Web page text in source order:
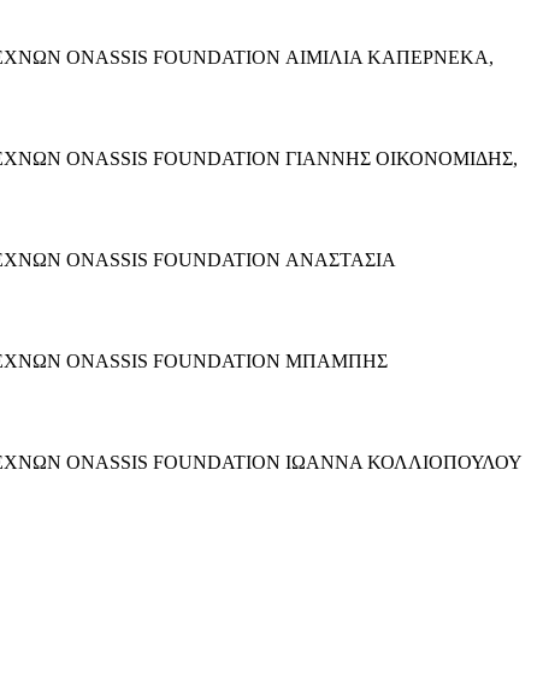
ONASSIS FOUNDATION ΑΙΜΙΛΙΑ ΚΑΠΕΡΝΕΚΑ,
ONASSIS FOUNDATION ΓΙΑΝΝΗΣ ΟΙΚΟΝΟΜΙΔΗΣ,
ONASSIS FOUNDATION ΑΝΑΣΤΑΣΙΑ
ONASSIS FOUNDATION ΜΠΑΜΠΗΣ
ONASSIS FOUNDATION ΙΩΑΝΝΑ ΚΟΛΛΙΟΠΟΥΛΟΥ